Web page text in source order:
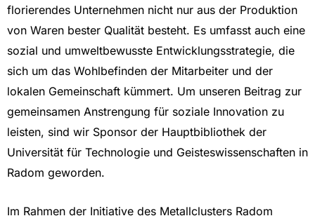
florierendes Unternehmen nicht nur aus der Produktion
von Waren bester Qualität besteht. Es umfasst auch eine
sozial und umweltbewusste Entwicklungsstrategie, die
sich um das Wohlbefinden der Mitarbeiter und der
lokalen Gemeinschaft kümmert. Um unseren Beitrag zur
gemeinsamen Anstrengung für soziale Innovation zu
leisten, sind wir Sponsor der Hauptbibliothek der
Universität für Technologie und Geisteswissenschaften in
Radom geworden.
Im Rahmen der Initiative des Metallclusters Radom